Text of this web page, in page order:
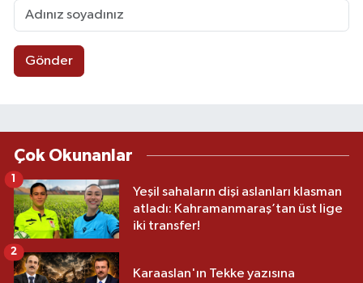
Gönder
Çok Okunanlar
Yeşil sahaların dişi aslanları klasman
atladı: Kahramanmaraş’tan üst lige
iki transfer!
Karaaslan'ın Tekke yazısına
2